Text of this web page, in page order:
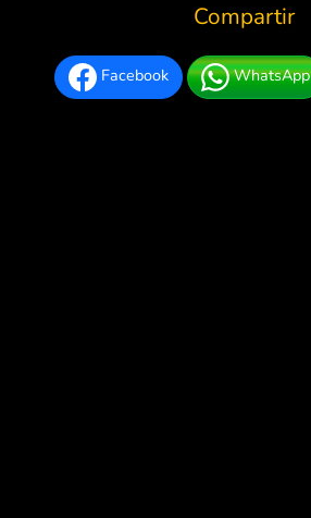
Compartir
Facebook WhatsApp